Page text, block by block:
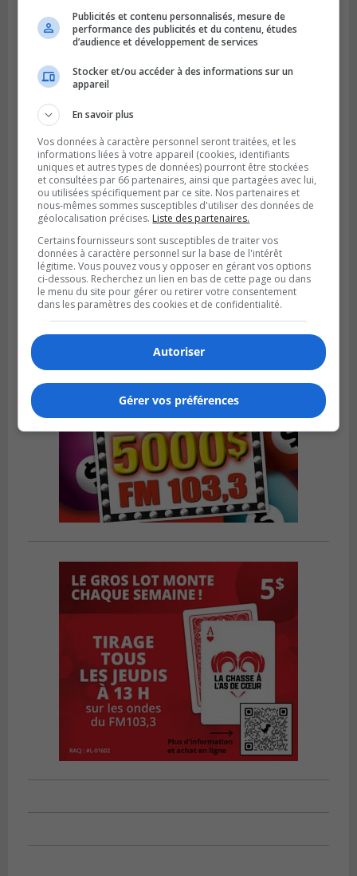
l’autoroute 20 à Boucherville
VIEUX-LONGUEUIL
Publié le 31 juillet 2026 à 14h20
Le RTL dévoile sa nouvelle flotte de
transport adapté
Publicités et contenu personnalisés, mesure de
performance des publicités et du contenu, études
d’audience et développement de services
Stocker et/ou accéder à des informations sur un
appareil
En savoir plus
Vos données à caractère personnel seront traitées, et les
informations liées à votre appareil (cookies, identifiants
uniques et autres types de données) pourront être stockées
et consultées par 66 partenaires, ainsi que partagées avec lui,
ou utilisées spécifiquement par ce site. Nos partenaires et
nous-mêmes sommes susceptibles d'utiliser des données de
géolocalisation précises. Liste des partenaires.
Certains fournisseurs sont susceptibles de traiter vos
données à caractère personnel sur la base de l'intérêt
légitime. Vous pouvez vous y opposer en gérant vos options
ci-dessous. Recherchez un lien en bas de cette page ou dans
le menu du site pour gérer ou retirer votre consentement
dans les paramètres des cookies et de confidentialité.
Autoriser
Gérer vos préférences